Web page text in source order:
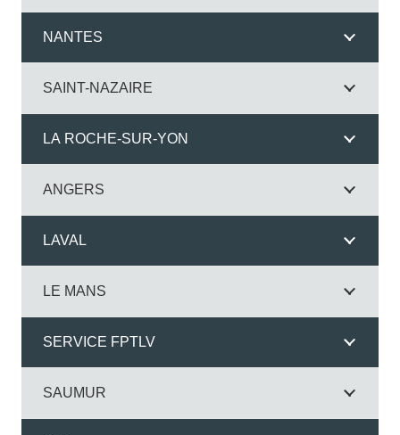
NANTES
SAINT-NAZAIRE
LA ROCHE-SUR-YON
ANGERS
LAVAL
LE MANS
SERVICE FPTLV
SAUMUR